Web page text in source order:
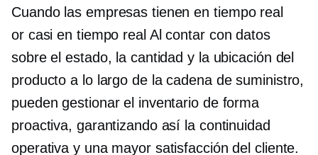
Cuando las empresas tienenen tiempo real
or casi en tiempo real Al contar con datos
sobre el estado, la cantidad y la ubicación del
producto a lo largo de la cadena de suministro,
pueden gestionar el inventario de forma
proactiva, garantizando así la continuidad
operativa y una mayor satisfacción del cliente.